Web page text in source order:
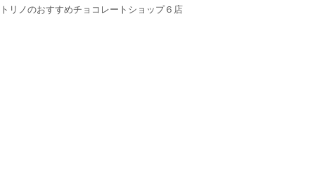
トリノのおすすめチョコレートショップ６店